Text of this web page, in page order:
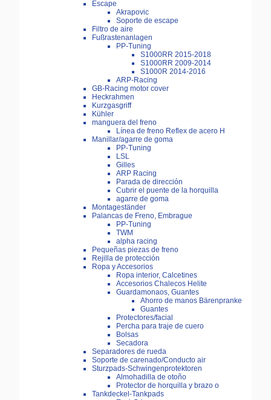
Escape
Akrapovic
Soporte de escape
Filtro de aire
Fußrastenanlagen
PP-Tuning
S1000RR 2015-2018
S1000RR 2009-2014
S1000R 2014-2016
ARP-Racing
GB-Racing motor cover
Heckrahmen
Kurzgasgriff
Kühler
manguera del freno
Línea de freno Reflex de acero H
Manillar/agarre de goma
PP-Tuning
LSL
Gilles
ARP Racing
Parada de dirección
Cubrir el puente de la horquilla
agarre de goma
Montageständer
Palancas de Freno, Embrague
PP-Tuning
TWM
alpha racing
Pequeñas piezas de freno
Rejilla de protección
Ropa y Accesorios
Ropa interior, Calcetines
Accesorios Chalecos Helite
Guardamonaos, Guantes
Ahorro de manos Bärenpranke
Guantes
Protectores/facial
Percha para traje de cuero
Bolsas
Secadora
Separadores de rueda
Soporte de carenado/Conducto air
Sturzpads-Schwingenprotektoren
Almohadilla de otoño
Protector de horquilla y brazo o
Tankdeckel-Tankpads